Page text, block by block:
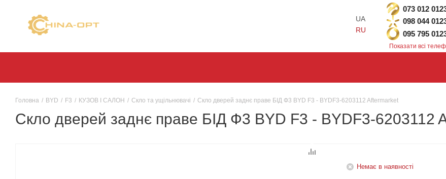
UA
RU
073 012
098 044
095 795
Показати всі
Головна / BYD / F3 / КУЗОВ І САЛОН / Скло та ущільнювачі / Скло дверей заднє праве БІД Ф3 BYD F3 - BYDF3-6203112 Aftermarket
Скло дверей заднє праве БІД Ф3 BYD F3 - BYDF3-6203112
Немає в наявності